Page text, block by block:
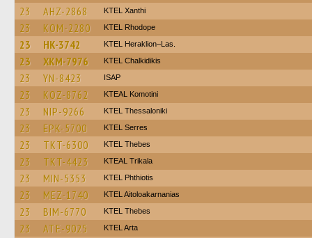
23 AHZ-2868 KTEL Xanthi
23 KOM-2280 KTEL Rhodope
23 HK-3742 KTEL Heraklion–Las.
23 XKM-7976 ΚΤΕL Chalkidikis
23 YN-8423 ISAP
23 KOZ-8762 KTEAL Komotini
23 NIP-9266 KTEL Thessaloniki
23 EPK-5700 KTEL Serres
23 TKT-6300 KTEL Thebes
23 TKT-4423 KTEAL Trikala
23 MIN-5353 ΚΤΕL Phthiotis
23 MEZ-1740 KTEL Aitoloakarnanias
23 BIM-6770 KTEL Thebes
23 ATE-9025 KTEL Arta